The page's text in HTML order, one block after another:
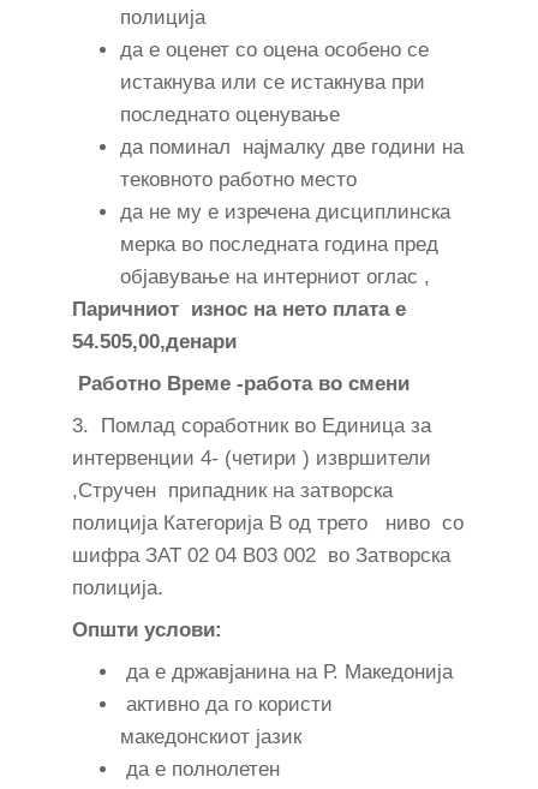
полиција
да е оценет со оцена особено се
истакнува или се истакнува при
последнато оценување
да поминал најмалку две години на
тековното работно место
да не му е изречена дисциплинска
мерка во последната година пред
објавување на интерниот оглас ,
Паричниот износ на нето плата е
54.505,00,денари
Работно Време -работа во смени
3. Помлад соработник во Единица за
интервенции 4- (четири ) извршители
,Стручен припадник на затворска
полиција Категорија В од трето ниво со
шифра ЗАТ 02 04 В03 002 во Затворска
полиција.
Општи услови:
да е државјанина на Р. Македонија
активно да го користи
македонскиот јазик
да е полнолетен